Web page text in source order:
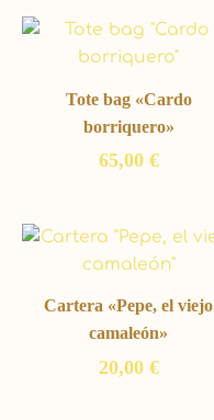
Tote bag «Cardo
borriquero»
65,00 €
Cartera «Pepe, el viejo
camaleón»
20,00 €